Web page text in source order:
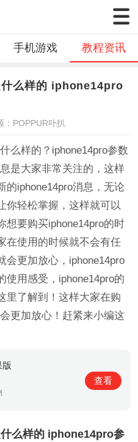
手机游戏 教程资讯
么样的 iphone14pro
：POPPUR卟扒
样的？iphone14pro参数
是大家非常关注的，这样
的iphone14pro消息，无论
你轻松掌握，这样就可以
想要购买iphone14pro的时
在使用的时候就不会有任
会更加放心，iphone14pro
使用感受，iphone14pro的
里了解到！这样大家在购
更加放心！赶紧来小编这
查看
么样的 iphone14pro参